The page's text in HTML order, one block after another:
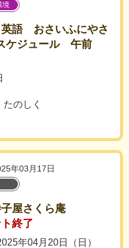
境
英語 おさいふにやさ
ケジュール 午前
のしく
年03月17日
屋さくら庵
終了
年04月20日（日）